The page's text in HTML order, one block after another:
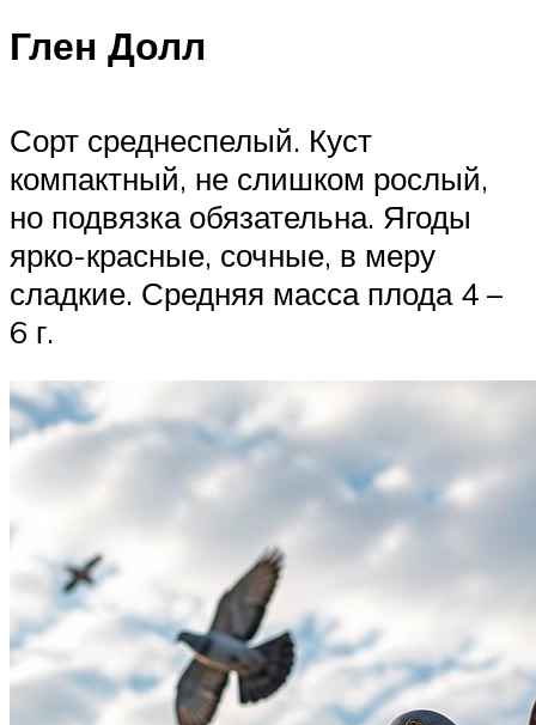
Глен Долл
Сорт среднеспелый. Куст
компактный, не слишком рослый,
но подвязка обязательна. Ягоды
ярко-красные, сочные, в меру
сладкие. Средняя масса плода 4 –
6 г.